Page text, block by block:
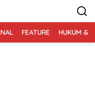
FEATURE HUKUM &